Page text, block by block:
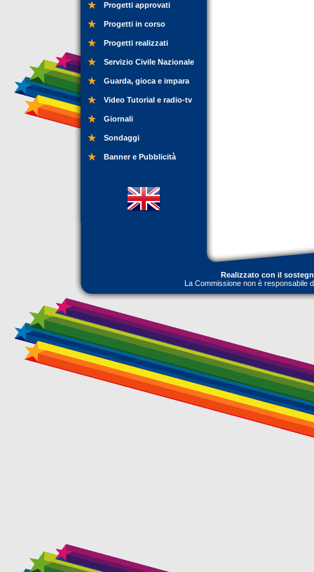
Progetti approvati
Progetti in corso
Progetti realizzati
Servizio Civile Nazionale
Guarda, gioca e impara
Video Tutorial e radio-tv
Giornali
Sondaggi
Banner e Pubblicità
Realizzato con il
La Commissione non è responsabile